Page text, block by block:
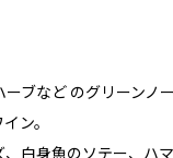
ブなど のグリーンノ
ン。
白身魚のソテー、ハ